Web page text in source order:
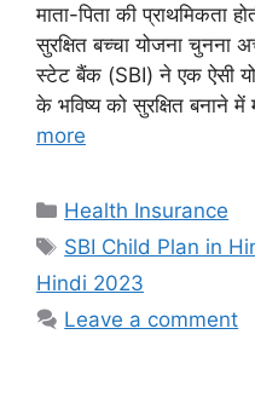
माता-पिता की प्राथमिकता
सुरक्षित बच्चा योजना चुनना
स्टेट बैंक (SBI) ने एक ऐसी
के भविष्य को सुरक्षित बनाने
more
Categories
Health Insurance
Tags
SBI Child Plan in
Hindi 2023
Leave a comment